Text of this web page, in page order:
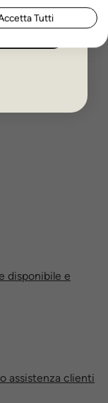
disponibile e
assistenza clienti
Tutti